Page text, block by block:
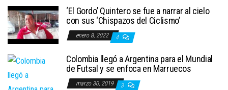
‘El Gordo’ Quintero se fue a narrar al cielo
con sus ‘Chispazos del Ciclismo’
enero 8, 2022 4
Colombia llegó a Argentina para el Mundial
de Futsal y se enfoca en Marruecos
marzo 30, 2019 3